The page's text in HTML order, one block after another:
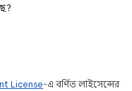
License-এ বর্ণিত লাইসেন্সের